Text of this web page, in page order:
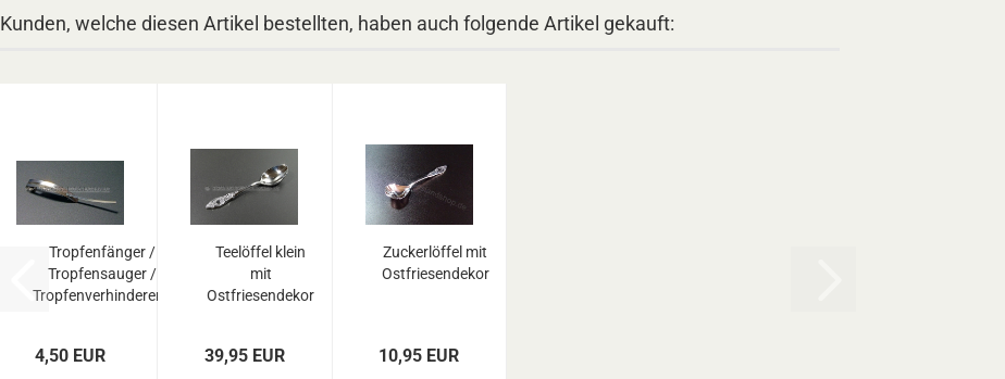
Kunden, welche diesen Artikel bestellten, haben auch folgende Artikel gekauft:
Tropfenfänger /
Tropfensauger /
Tropfenverhinderer...
4,50 EUR
Teelöffel klein
mit
Ostfriesendekor
39,95 EUR
Zuckerlöffel mit
Ostfriesendekor
10,95 EUR